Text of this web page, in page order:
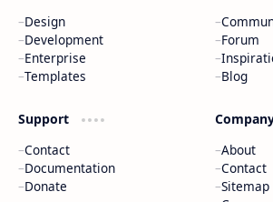
Design
Development
Enterprise
Templates
Forum
Blog
Support
Contact
Documentation
Donate
About
Contact
Sitemap